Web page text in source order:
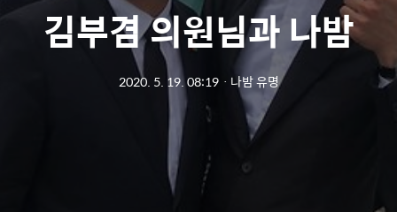
김부겸 의원님과 나밤
2020. 5. 19. 08:19ㆍ 나밤 유명